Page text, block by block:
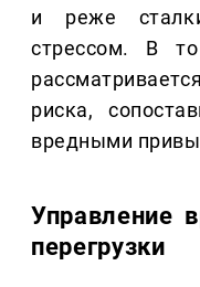
и реже
стрессом. В
риска,
вредными
Управление
перегрузки